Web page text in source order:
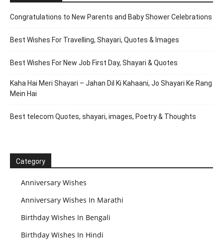
Congratulations to New Parents and Baby Shower Celebrations
Best Wishes For Travelling, Shayari, Quotes & Images
Best Wishes For New Job First Day, Shayari & Quotes
Kaha Hai Meri Shayari – Jahan Dil Ki Kahaani, Jo Shayari Ke Rang
Mein Hai
Best telecom Quotes, shayari, images, Poetry & Thoughts
Category
Anniversary Wishes
Anniversary Wishes In Marathi
Birthday Wishes In Bengali
Birthday Wishes In Hindi